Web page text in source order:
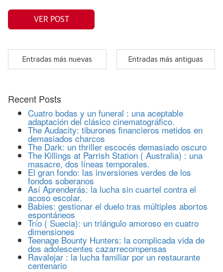
VER POST
Entradas más nuevas Entradas más antiguas
Recent Posts
Cuatro bodas y un funeral : una aceptable
adaptación del clásico cinematográfico.
The Audacity: tiburones financieros metidos en
demasiados charcos
The Dark: un thriller escocés demasiado oscuro
The Killings at Parrish Station ( Australia) : una
masacre, dos líneas temporales.
El gran fondo: las inversiones verdes de los
fondos soberanos
Así Aprenderás: la lucha sin cuartel contra el
acoso escolar.
Babies: gestionar el duelo tras múltiples abortos
espontáneos
Trío ( Suecia): un triángulo amoroso en cuatro
dimensiones
Teenage Bounty Hunters: la complicada vida de
dos adolescentes cazarrecompensas
Ravalejar : la lucha familiar por un restaurante
centenario